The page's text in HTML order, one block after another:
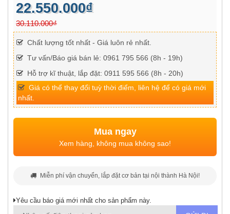
22.550.000₫
30.110.000₫
Chất lượng tốt nhất - Giá luôn rẻ nhất.
Tư vấn/Báo giá bán lẻ: 0961 795 566 (8h - 19h)
Hỗ trợ kĩ thuật, lắp đặt: 0911 595 566 (8h - 20h)
Giá có thể thay đổi tuỳ thời điểm, liên hệ để có giá mới
nhất.
Mua ngay
Xem hàng, không mua không sao!
Miễn phí vận chuyển, lắp đặt cơ bản tại nội thành Hà Nội!
Yêu cầu báo giá mới nhất cho sản phẩm này.